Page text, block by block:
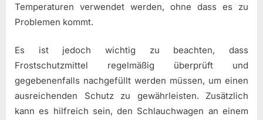
Temperaturen verwendet werden, ohne dass es zu
Problemen kommt.
Es ist jedoch wichtig zu beachten, dass
Frostschutzmittel regelmäßig überprüft und
gegebenenfalls nachgefüllt werden müssen, um einen
ausreichenden Schutz zu gewährleisten. Zusätzlich
kann es hilfreich sein, den Schlauchwagen an einem